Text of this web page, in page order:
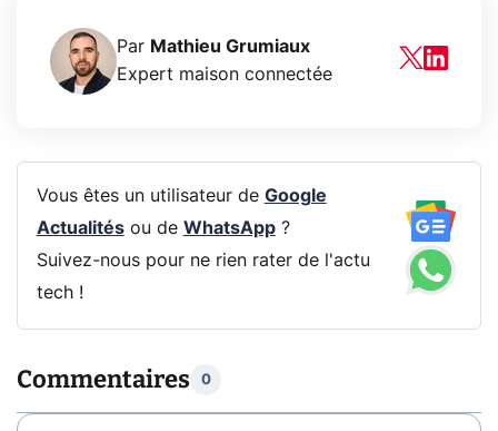
Par Mathieu Grumiaux
Expert maison connectée
Vous êtes un utilisateur de Google
Actualitésou de WhatsApp?
Suivez-nous pour ne rien rater de l'actu
tech !
Commentaires 0